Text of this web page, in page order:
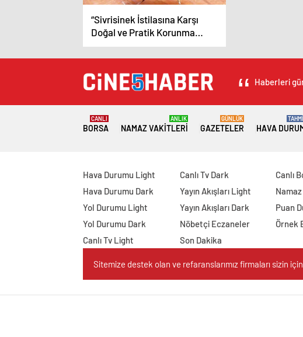
“Sivrisinek İstilasına Karşı
Doğal ve Pratik Korunma
Yöntemleri”
Haberleri
BORSA
CANLI
NAMAZ VAKITLERI
ANLIK
GAZETELER
GÜNLÜK
HAVA
Hava Durumu Light
Hava Durumu Dark
Yol Durumu Light
Yol Durumu Dark
Canlı Tv Light
Canlı Tv Dark
Yayın Akışları Light
Yayın Akışları Dark
Nöbetçi Eczaneler
Son Dakika
Canlı
Puan
Örnek
Sitemize destek olan ve refaranslarımız firmaları sizin